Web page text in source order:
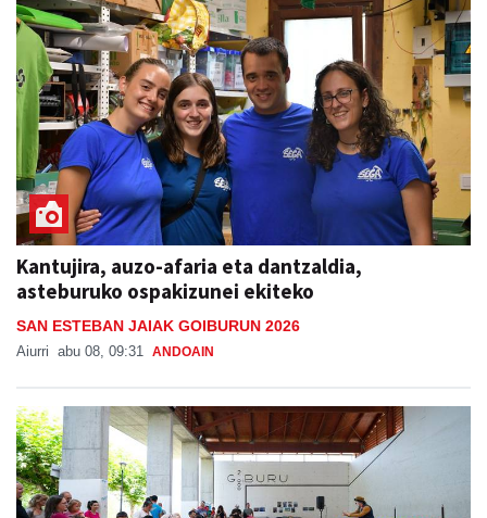
Kantujira, auzo-afaria eta dantzaldia,
asteburuko ospakizunei ekiteko
SAN ESTEBAN JAIAK GOIBURUN 2026
Aiurri abu 08, 09:31 ANDOAIN